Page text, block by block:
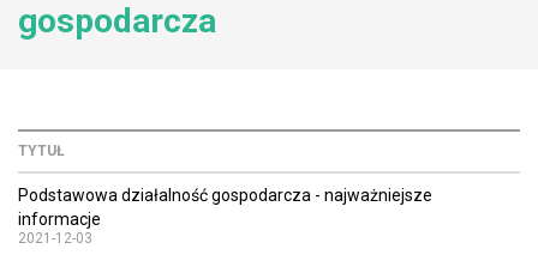
gospodarcza
TYTUŁ
Podstawowa działalność gospodarcza - najważniejsze
informacje
2021-12-03